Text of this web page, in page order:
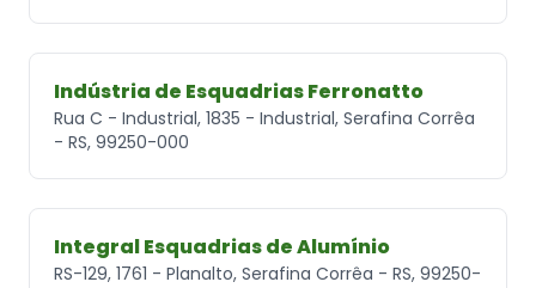
Indústria de Esquadrias Ferronatto
Rua C - Industrial, 1835 - Industrial, Serafina Corrêa
- RS, 99250-000
Integral Esquadrias de Alumínio
RS-129, 1761 - Planalto, Serafina Corrêa - RS, 99250-